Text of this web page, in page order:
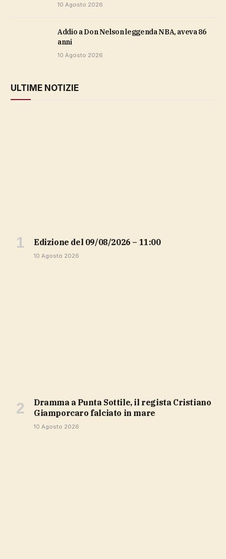
10 Agosto 2026
Addio a Don Nelson leggenda NBA, aveva 86
anni
10 Agosto 2026
ULTIME NOTIZIE
Edizione del 09/08/2026 – 11:00
10 Agosto 2026
Dramma a Punta Sottile, il regista Cristiano
Giamporcaro falciato in mare
10 Agosto 2026